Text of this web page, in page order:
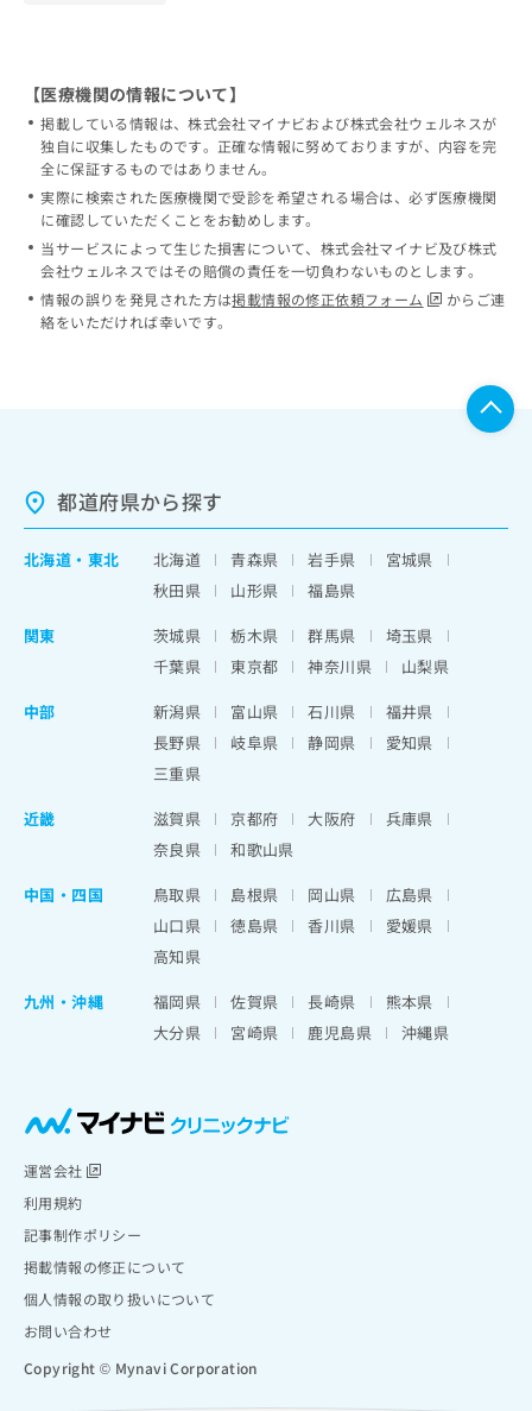
【医療機関の情報について】
掲載している情報は、株式会社マイナビおよび株式会社ウェルネスが
独自に収集したものです。正確な情報に努めておりますが、内容を完
全に保証するものではありません。
実際に検索された医療機関で受診を希望される場合は、必ず医療機関
に確認していただくことをお勧めします。
当サービスによって生じた損害について、株式会社マイナビ及び株式
会社ウェルネスではその賠償の責任を一切負わないものとします。
情報の誤りを発見された方は掲載情報の修正依頼フォーム
からご連
絡をいただければ幸いです。
都道府県から探す
北海道 ・ 東北 北海道 青森県 岩手県
宮城県
秋田県
山形県
福島県
関東
茨城県 栃木県 群馬県
埼玉県
千葉県
東京都 神奈川県
山梨県
中部
新潟県 富山県 石川県
福井県
長野県
岐阜県 静岡県
愛知県
三重県
近畿
滋賀県 京都府 大阪府
兵庫県
奈良県
和歌山県
中国・四国
鳥取県 島根県 岡山県
広島県
山口県
徳島県 香川県
愛媛県
高知県
九州・沖縄
福岡県 佐賀県 長崎県
熊本県
大分県
宮崎県 鹿児島県 沖縄県
運営会社
利用規約
記事制作ポリシー
掲載情報の修正について
個人情報の取り扱いについて
お問い合わせ
Copyright © Mynavi Corporation